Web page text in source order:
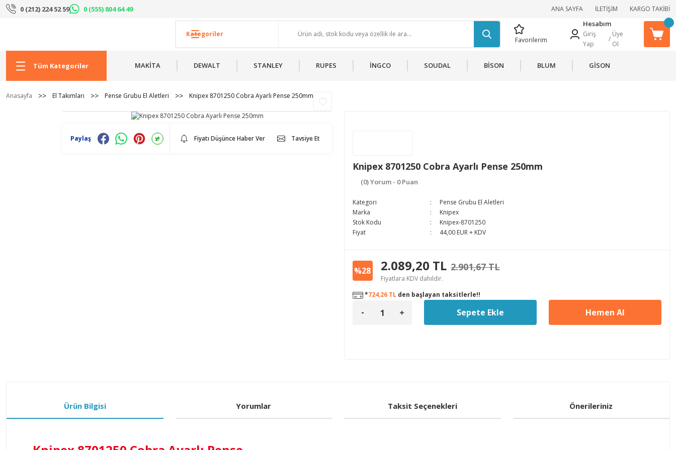
0 (212) 224 52 59 0 (555) 804 64 49 ANA SAYFA İLETİŞİM KARGO TAKİBİ
Favorilerim
Hesabım
Giriş
Yap
/
Üye
Ol
Tüm Kategoriler MAKİTA DEWALT STANLEY RUPES İNGCO SOUDAL BİSON BLUM GİSON
Anasayfa El Takımları Pense Grubu El Aletleri Knipex 8701250 Cobra Ayarlı Pense 250mm
Paylaş Fiyatı Düşünce Haber Ver Tavsiye Et
Knipex 8701250 Cobra Ayarlı Pense 250mm
(0) Yorum - 0 Puan
Kategori
Pense Grubu El Aletleri
Marka
Knipex
Stok Kodu
Knipex-8701250
Fiyat
44,00 EUR + KDV
%28 2.089,20 TL 2.901,67 TL
Fiyatlara KDV dahildir.
*724,26 TL den başlayan taksitlerle!!
Sepete Ekle Hemen Al
Ürün Bilgisi Yorumlar Taksit Seçenekleri Önerileriniz